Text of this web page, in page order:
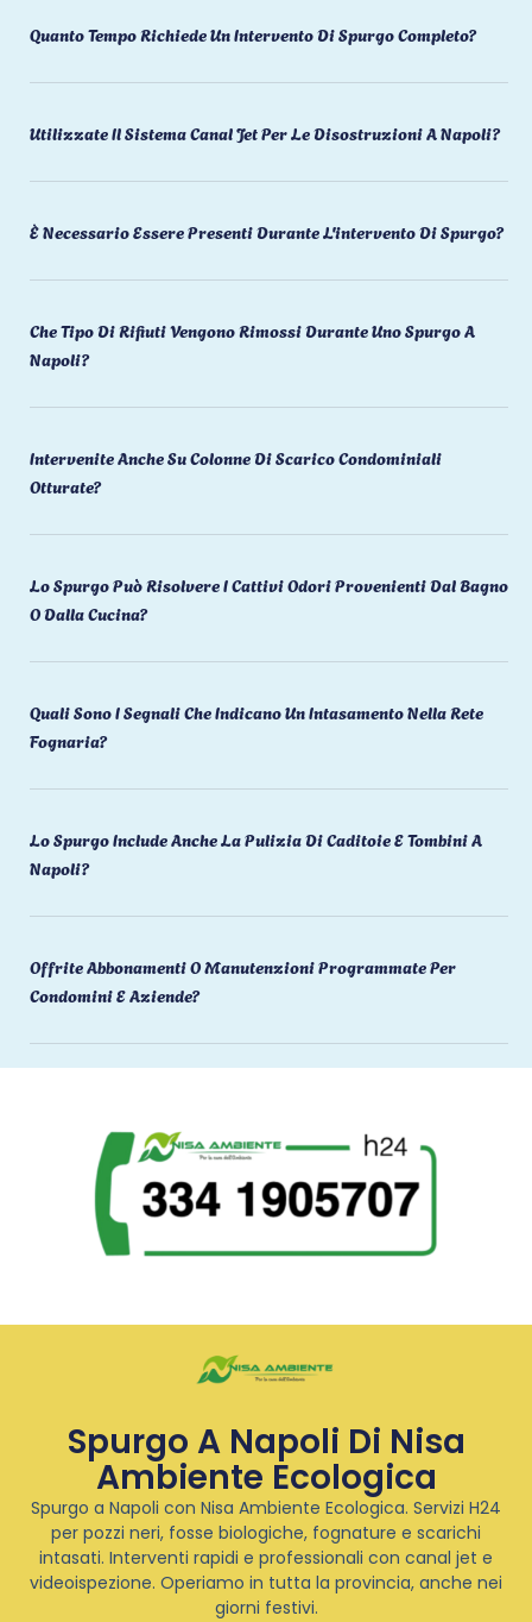
Quanto Tempo Richiede Un Intervento Di Spurgo Completo?
Utilizzate Il Sistema Canal Jet Per Le Disostruzioni A Napoli?
È Necessario Essere Presenti Durante L'intervento Di Spurgo?
Che Tipo Di Rifiuti Vengono Rimossi Durante Uno Spurgo A
Napoli?
Intervenite Anche Su Colonne Di Scarico Condominiali
Otturate?
Lo Spurgo Può Risolvere I Cattivi Odori Provenienti Dal Bagno
O Dalla Cucina?
Quali Sono I Segnali Che Indicano Un Intasamento Nella Rete
Fognaria?
Lo Spurgo Include Anche La Pulizia Di Caditoie E Tombini A
Napoli?
Offrite Abbonamenti O Manutenzioni Programmate Per
Condomini E Aziende?
Spurgo A Napoli Di Nisa
Ambiente Ecologica
Spurgo a Napoli con Nisa Ambiente Ecologica. Servizi H24
per pozzi neri, fosse biologiche, fognature e scarichi
intasati. Interventi rapidi e professionali con canal jet e
videoispezione. Operiamo in tutta la provincia, anche nei
giorni festivi.